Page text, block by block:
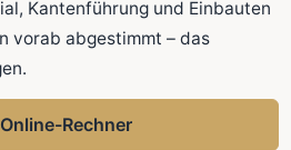
Kantenführung und Einbauten
vorab abgestimmt – das
Rechner